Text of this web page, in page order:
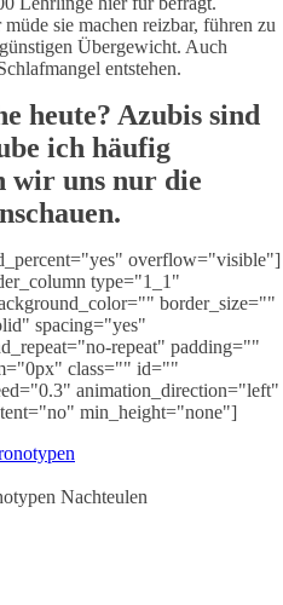
sie machen reizbar, führen zu
Übergewicht. Auch
entstehen.
heute? Azubis sind
ich häufig
wir uns nur die
overflow="visible"]
type="1_1"
border_size=""
spacing="yes"
repeat" padding=""
class="" id=""
animation_direction="left"
min_height="none"]
Nachteulen